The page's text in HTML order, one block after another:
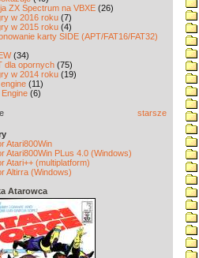
ZX Spectrum na VBXE (26)
w 2016 roku (7)
w 2015 roku (4)
karty SIDE (APT/FAT16/FAT32)
(34)
dla opornych (75)
w 2014 roku (19)
(11)
(6)
starsze
Atari800Win
Atari800Win PLus 4.0 (Windows)
Atari++ (multiplatform)
Altirra (Windows)
Atarowca